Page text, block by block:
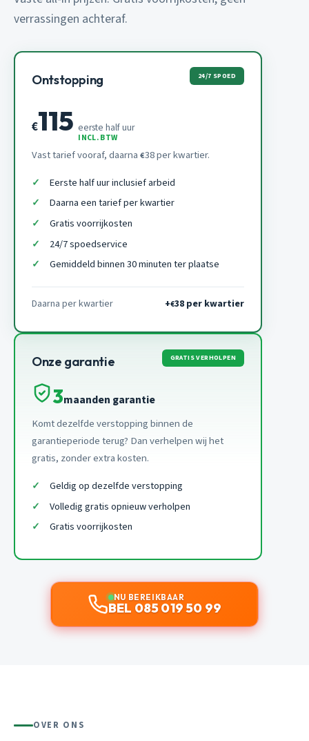
verrassingen achteraf.
Ontstopping 24/7 SPOED
€115 eerste half uur
INCL. BTW
Vast tarief vooraf, daarna €38 per kwartier.
Eerste half uur inclusief arbeid
Daarna een tarief per kwartier
Gratis voorrijkosten
24/7 spoedservice
Gemiddeld binnen 30 minuten ter plaatse
Daarna per kwartier +€38 per kwartier
Onze garantie GRATIS VERHOLPEN
3maanden garantie
Komt dezelfde verstopping binnen de
garantieperiode terug? Dan verhelpen wij het
gratis, zonder extra kosten.
Geldig op dezelfde verstopping
Volledig gratis opnieuw verholpen
Gratis voorrijkosten
NU BEREIKBAAR
BEL 085 019 50 99
OVER ONS